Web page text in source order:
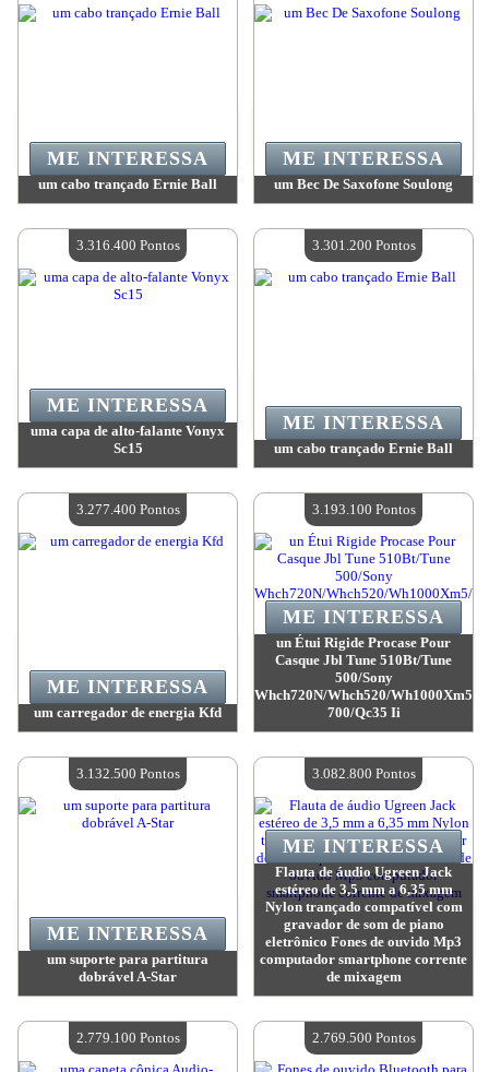
um cabo trançado Ernie Ball
Quantidade disponível:4
ME INTERESSA
um Bec De Saxofone Soulong
Quantidade disponível:4
ME INTERESSA
uma capa de alto-falante Vonyx
Sc15
Quantidade disponível:4
ME INTERESSA
3.316.400 Pontos
um cabo trançado Ernie Ball
Quantidade disponível:4
ME INTERESSA
3.301.200 Pontos
um carregador de energia Kfd
Quantidade disponível:4
ME INTERESSA
3.277.400 Pontos
un Étui Rigide Procase Pour
Casque Jbl Tune 510Bt/Tune
500/Sony
Whch720N/Whch520/Wh1000Xm5/
700/Qc35 Ii
Quantidade disponível:4
ME INTERESSA
3.193.100 Pontos
um suporte para partitura
dobrável A-Star
Quantidade disponível:4
ME INTERESSA
3.132.500 Pontos
Flauta de áudio Ugreen Jack
estéreo de 3,5 mm a 6,35 mm
Nylon trançado compatível com
gravador de som de piano
eletrônico Fones de ouvido Mp3
computador smartphone corrente
de mixagem
Quantidade disponível:4
ME INTERESSA
3.082.800 Pontos
2.779.100 Pontos 2.769.500 Pontos